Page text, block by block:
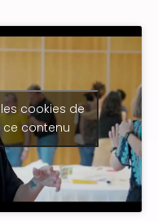
cookies de
contenu